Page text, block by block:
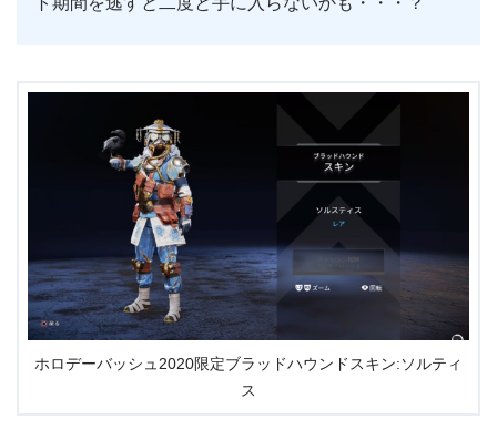
ホロデーバッシュ2020限定ブラッドハウンドスキン:ソルティ
ス